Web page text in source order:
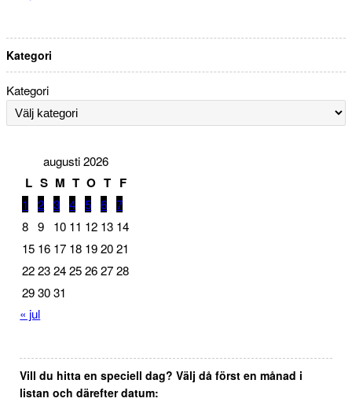
Kategori
Kategori
augusti 2026
L S M T O T F
1 2 3 4 5 6 7
8 9 10 11 12 13 14
15 16 17 18 19 20 21
22 23 24 25 26 27 28
29 30 31
« jul
Vill du hitta en speciell dag? Välj då först en månad i
listan och därefter datum: